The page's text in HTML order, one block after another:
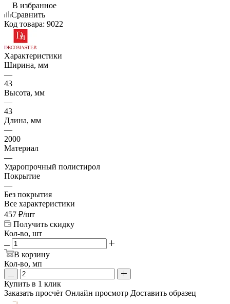
В избранное
Сравнить
Код товара: 9022
Характеристики
Ширина, мм
—
43
Высота, мм
—
43
Длина, мм
—
2000
Материал
—
Ударопрочный полистирол
Покрытие
—
Без покрытия
Все характеристики
457 ₽/шт
Получить скидку
Кол-во, шт
В корзину
Кол-во, мп
Купить в 1 клик
Заказать просчёт Онлайн просмотр Доставить образец